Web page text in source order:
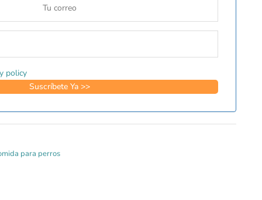
policy
para perros